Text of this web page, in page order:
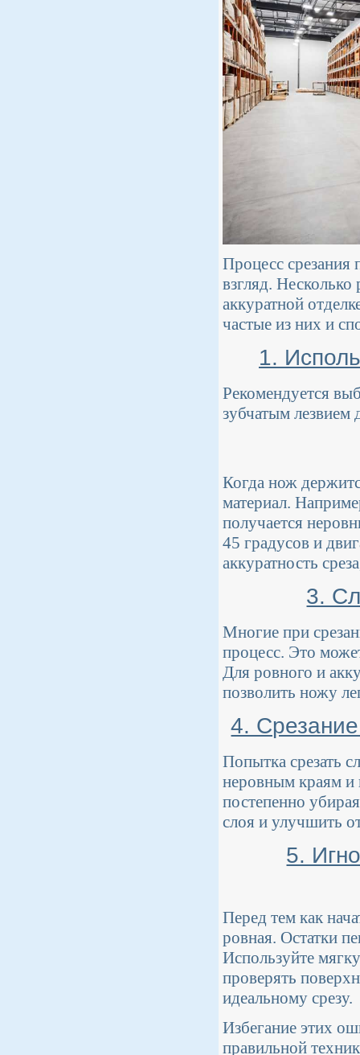
Процесс
взгляд.
аккуратной
частые из них и
1.
Рекомендуется
зубчатым лезвием
Когда нож
материал.
получается
45 градусов и
аккуратность
3.
Многие при
процесс. Это
Для ровного и
позволить ножу
4.
Попытка срезать
неровным краям и
постепенно
слоя и улучшить
5.
Перед тем как
ровная. Остатки
Используйте
проверять
идеальному срезу.
Избегание этих
правильной